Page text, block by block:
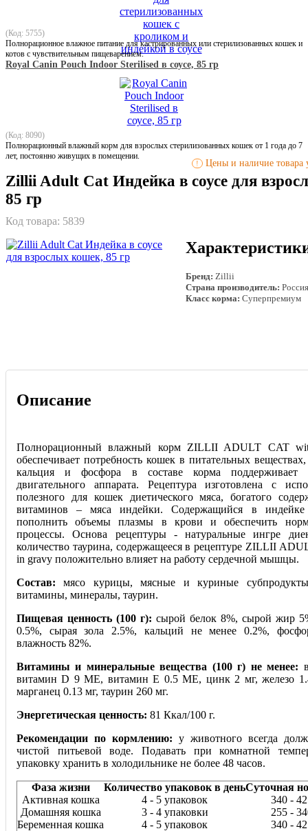
(Код: 5755)
Полнорационное влажное питание для кастрированных или стерилизованных кошек и
котов с чувствительным пищеварением.
Royal Canin Pouch Indoor Sterilised в соусе, 85 гр
(Код: 8090)
Полнорационный влажный корм для взрослых стерилизованных кошек от 1 года до 7
лет, постоянно живущих в помещении.
! Цены и наличие товара
Zillii Adult Cat Индейка в соусе для
85 гр
Код товара: 5839
Бренд: Zillii
Страна производитель: Россия
Класс корма: Суперпремиум
Описание
Полнорационный влажный корм ZILLII ADULT CAT
обеспечивает потребность кошек в питательных веществах,
кальция и фосфора в составе корма поддерживает
двигательного аппарата. Рецептура изготовлена с
полезного для кошек диетического мяса, богатого
витаминов – мяса индейки. Содержащийся в индейке
пополнить объемы плазмы в крови и обеспечить
процессы. Основа рецептуры - натуральные ингре
количество таурина, содержащееся в рецептуре ZILLII
in gravy положительно влияет на работу сердечной мышцы.
Состав: мясо курицы, мясные и куриные
витамины, минералы, таурин.
Пищевая ценность (100 г): сырой белок 8%, сырой жир
0.5%, сырая зола 2.5%, кальций не менее 0.2%,
влажность 82%.
Витамины и минеральные вещества (100 г) не менее:
витамин D 9 МЕ, витамин Е 0.5 МЕ, цинк 2 мг, железо
марганец 0.13 мг, таурин 260 мг.
Энергетическая ценность: 81 Ккал/100 г.
Рекомендации по кормлению: у животного всегда
чистой питьевой воде. Подавать при комнатной
упаковку хранить в холодильнике не более 48 часов.
Фаза жизни Количество упаковок в деньСуточная
Активная кошка
4 - 5 упаковок
340 -
Домашняя кошка
3 - 4 упаковки
255 -
Беременная кошка
4 - 5 упаковок
340 -